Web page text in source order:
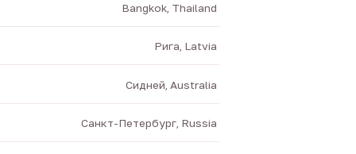
Bangkok, Thailand
Рига, Latvia
Сидней, Australia
Санкт-Петербург, Russia